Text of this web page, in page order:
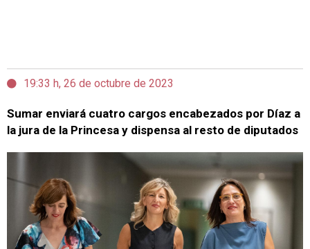
19:33 h, 26 de octubre de 2023
Sumar enviará cuatro cargos encabezados por Díaz a
la jura de la Princesa y dispensa al resto de diputados